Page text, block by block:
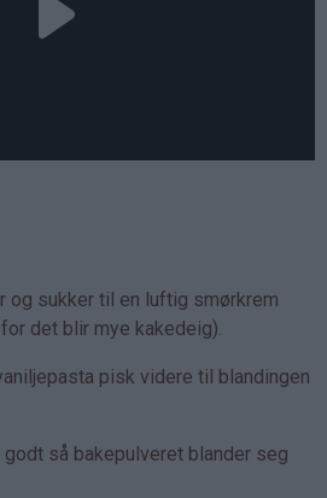
og sukker til en luftig smørkrem
det blir mye kakedeig).
pisk videre til blandingen
så bakepulveret blander seg